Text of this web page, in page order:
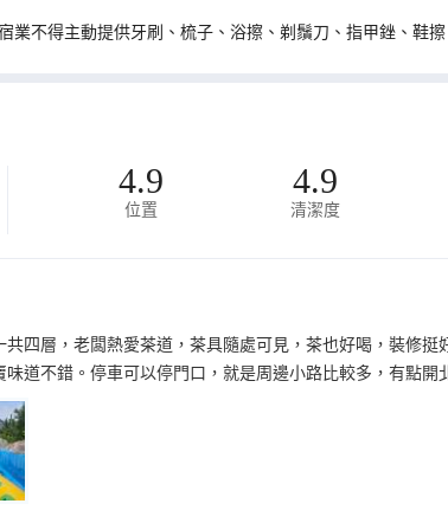
不得主動提供牙刷、梳子、浴擦、剃鬚刀、指甲銼、鞋
4.9
位置
4.9
清潔度
四層，老闆熱愛茶道，茶具隨處可見，茶也好喝，裝修
道不錯。停車可以停門口，就是周邊小路比較多，有點開